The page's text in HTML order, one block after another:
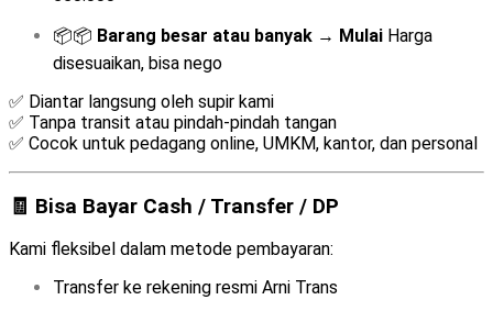
📦📦 Barang besar atau banyak → Mulai Harga
disesuaikan, bisa nego
✅ Diantar langsung oleh supir kami
✅ Tanpa transit atau pindah-pindah tangan
✅ Cocok untuk pedagang online, UMKM, kantor, dan personal
🧾 Bisa Bayar Cash / Transfer / DP
Kami fleksibel dalam metode pembayaran:
Transfer ke rekening resmi Arni Trans